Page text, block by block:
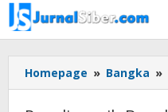
Skip
to
content
Homepage » Bangka »